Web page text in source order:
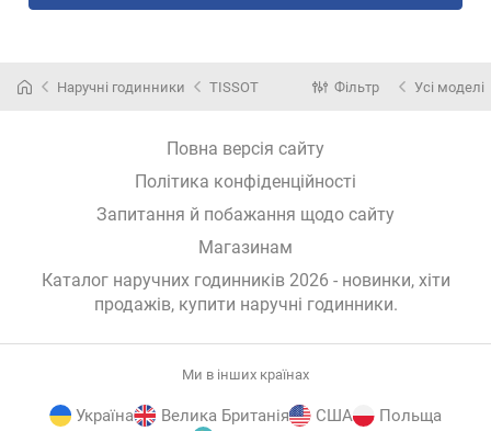
Наручні годинники TISSOT Фільтр Усі моделі
Повна версія сайту
Політика конфіденційності
Запитання й побажання щодо сайту
Магазинам
Каталог наручних годинників 2026 - новинки, хіти
продажів, купити наручні годинники.
Ми в інших країнах
Україна Велика Британія США
Польща